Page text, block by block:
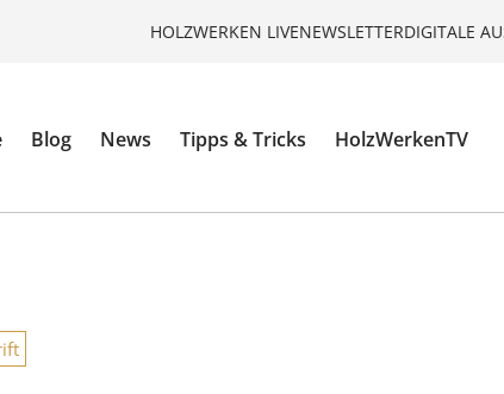
HOLZWERKEN LIVENEWSLETTERDIGITALE
Blog News Tipps & Tricks HolzWerkenTV